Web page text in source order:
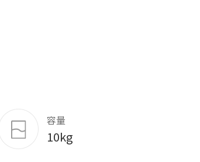
容量
10kg